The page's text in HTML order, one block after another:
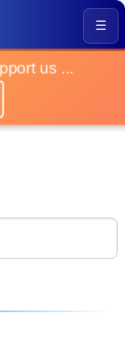
☰
us ...